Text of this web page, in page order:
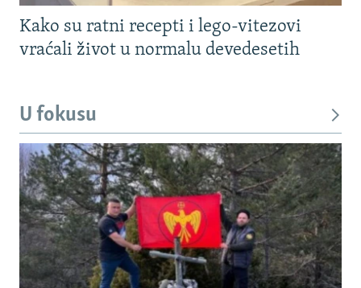
Kako su ratni recepti i lego-vitezovi
vraćali život u normalu devedesetih
U fokusu